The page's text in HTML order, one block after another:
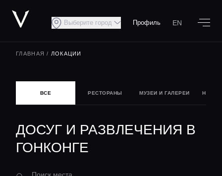
Выберите город Профиль EN
ГЛАВНАЯ / ЛОКАЦИИ
ВСЕ РЕСТОРАНЫ МУЗЕИ И ГАЛЕРЕИ
ДОСУГ И РАЗВЛЕЧЕНИЯ В
ГОНКОНГЕ